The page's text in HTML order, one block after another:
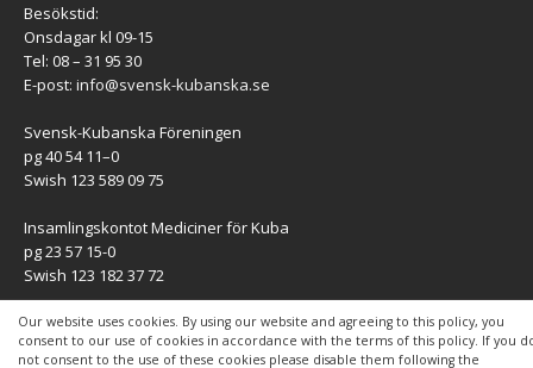
Our website uses cookies. By using our website and agreeing to this policy, you
consent to our use of cookies in accordance with the terms of this policy. If you
not consent to the use of these cookies please disable them following the
Besökstid:
Onsdagar kl 09-15
Tel: 08 – 31 95 30
E-post: info@svensk-kubanska.se
Svensk-Kubanska Föreningen
pg 40 54 11–0
Swish 123 589 09 75
Insamlingskontot Mediciner för Kuba
pg 23 57 15-0
Swish 123 182 37 72
KONTAKT